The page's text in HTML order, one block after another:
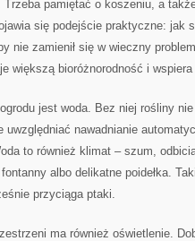
Trzeba pamiętać o koszeniu, a
się podejście praktyczne: jak
nie zamienił się w wieczny
większą bioróżnorodność i
jest woda. Bez niej rośliny
uwzględniać nawadnianie
to również klimat – szum,
albo delikatne poidełka.
przyciąga ptaki.
ma również oświetlenie.